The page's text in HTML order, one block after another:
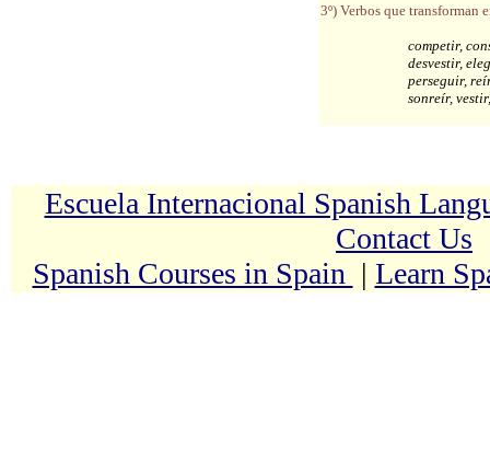
3º) Verbos que transforman
competir,
desvestir,
perseguir,
sonreír,
Escuela Internacional Spanish
Contact Us
Spanish Courses in Spain | Learn